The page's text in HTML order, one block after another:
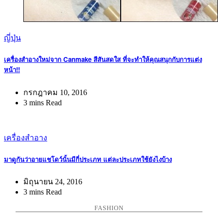
ญี่ปุ่น
เครื่องสำอางใหม่จาก Canmake สีสันสดใส ที่จะทำให้คุณสนุกกับการแต่ง
หน้า!!
กรกฎาคม 10, 2016
3 mins Read
เครื่องสำอาง
มาดูกันว่าอายแชโดว์นั้นมีกี่ประเภท แต่ละประเภทใช้ยังไงบ้าง
มิถุนายน 24, 2016
3 mins Read
FASHION